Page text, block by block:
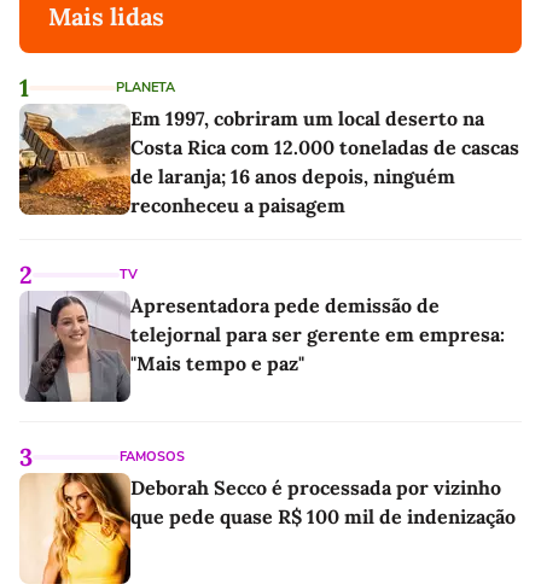
Mais lidas
1 PLANETA
Em 1997, cobriram um local deserto na
Costa Rica com 12.000 toneladas de cascas
de laranja; 16 anos depois, ninguém
reconheceu a paisagem
2 TV
Apresentadora pede demissão de
telejornal para ser gerente em empresa:
"Mais tempo e paz"
3 FAMOSOS
Deborah Secco é processada por vizinho
que pede quase R$ 100 mil de indenização